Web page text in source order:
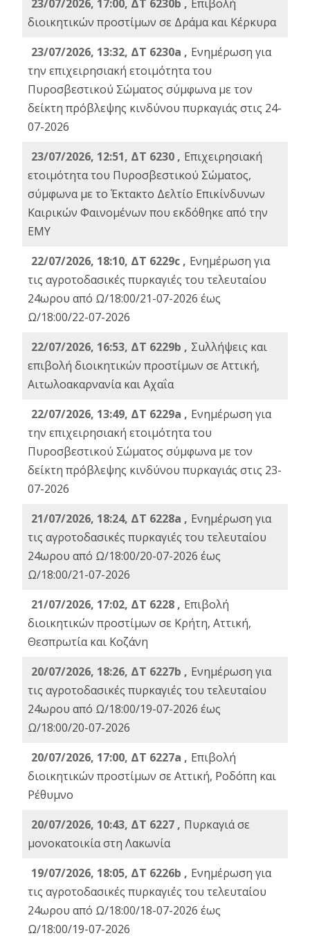
23/07/2026, 17:00, ΔΤ 6230b , Επιβολή
διοικητικών προστίμων σε Δράμα και Κέρκυρα
23/07/2026, 13:32, ΔΤ 6230a , Ενημέρωση για
την επιχειρησιακή ετοιμότητα του
Πυροσβεστικού Σώματος σύμφωνα με τον
δείκτη πρόβλεψης κινδύνου πυρκαγιάς στις 24-
07-2026
23/07/2026, 12:51, ΔΤ 6230 , Επιχειρησιακή
ετοιμότητα του Πυροσβεστικού Σώματος,
σύμφωνα με το Έκτακτο Δελτίο Επικίνδυνων
Καιρικών Φαινομένων που εκδόθηκε από την
ΕΜΥ
22/07/2026, 18:10, ΔΤ 6229c , Ενημέρωση για
τις αγροτοδασικές πυρκαγιές του τελευταίου
24ωρου από Ω/18:00/21-07-2026 έως
Ω/18:00/22-07-2026
22/07/2026, 16:53, ΔΤ 6229b , Σuλλήψεις και
επιβολή διοικητικών προστίμων σε Αττική,
Αιτωλοακαρνανία και Αχαΐα
22/07/2026, 13:49, ΔΤ 6229a , Ενημέρωση για
την επιχειρησιακή ετοιμότητα του
Πυροσβεστικού Σώματος σύμφωνα με τον
δείκτη πρόβλεψης κινδύνου πυρκαγιάς στις 23-
07-2026
21/07/2026, 18:24, ΔΤ 6228a , Ενημέρωση για
τις αγροτοδασικές πυρκαγιές του τελευταίου
24ωρου από Ω/18:00/20-07-2026 έως
Ω/18:00/21-07-2026
21/07/2026, 17:02, ΔΤ 6228 , Επιβολή
διοικητικών προστίμων σε Κρήτη, Αττική,
Θεσπρωτία και Κοζάνη
20/07/2026, 18:26, ΔΤ 6227b , Ενημέρωση για
τις αγροτοδασικές πυρκαγιές του τελευταίου
24ωρου από Ω/18:00/19-07-2026 έως
Ω/18:00/20-07-2026
20/07/2026, 17:00, ΔΤ 6227a , Επιβολή
διοικητικών προστίμων σε Αττική, Ροδόπη και
Ρέθυμνο
20/07/2026, 10:43, ΔΤ 6227 , Πυρκαγιά σε
μονοκατοικία στη Λακωνία
19/07/2026, 18:05, ΔΤ 6226b , Ενημέρωση για
τις αγροτοδασικές πυρκαγιές του τελευταίου
24ωρου από Ω/18:00/18-07-2026 έως
Ω/18:00/19-07-2026